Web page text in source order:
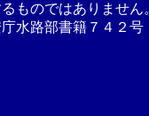
ものではありませ
水路部書籍７４２